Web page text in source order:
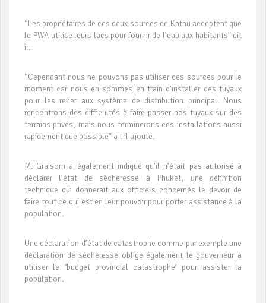
“Les propriétaires de ces deux sources de Kathu acceptent que
le PWA utilise leurs lacs pour fournir de l’eau aux habitants” dit
il.
“Cependant nous ne pouvons pas utiliser ces sources pour le
moment car nous en sommes en train d’installer des tuyaux
pour les relier aux système de distribution principal. Nous
rencontrons des difficultés à faire passer nos tuyaux sur des
terrains privés, mais nous terminerons ces installations aussi
rapidement que possible” a t il ajouté.
M. Graisorn a également indiqué qu’il n’était pas autorisé à
déclarer l’état de sécheresse à Phuket, une définition
technique qui donnerait aux officiels concernés le devoir de
faire tout ce qui est en leur pouvoir pour porter assistance à la
population.
Une déclaration d’état de catastrophe comme par exemple une
déclaration de sécheresse oblige également le gouverneur à
utiliser le ‘budget provincial catastrophe’ pour assister la
population.